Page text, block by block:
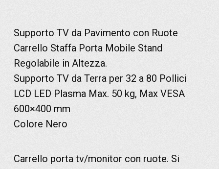
Supporto TV da Pavimento con Ruote
Carrello Staffa Porta Mobile Stand
Regolabile in Altezza.
Supporto TV da Terra per 32 a 80 Pollici
LCD LED Plasma Max. 50 kg, Max VESA
600×400 mm
Colore Nero
Carrello porta tv/monitor con ruote. Si